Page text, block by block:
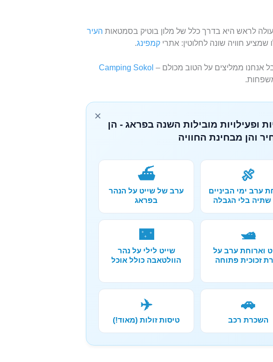
לראש היא בדרך כלל של מלון בוטיק בסמטאות העיר
שמציע חוויה שונה לחלוטין: אתרי קמפינג.
אנחנו ממליצים על הטוב מכולם – Camping Sokol
×
ופעילויות מובילות השנה בפראג - הן
והן מבחינת החוויה
🍖
ערב ימי הביניים
בלי הגבלה
⛴️
ערב של שייט על הנהר
בפראג
🛥️
וארוחת ערב על
זכוכית פתוחה
🌃
שייט לילי על נהר
הוולטאבה כולל אוכל
🚗
השכרת רכב
✈️
טיסות זולות (מאוד!)